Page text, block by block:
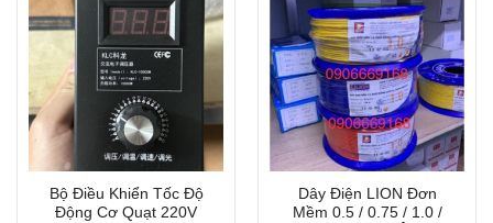
Bộ Điều Khiển Tốc Độ
Động Cơ Quạt 220V
Dây Điện LION Đơn
Mềm 0.5 / 0.75 / 1.0 /